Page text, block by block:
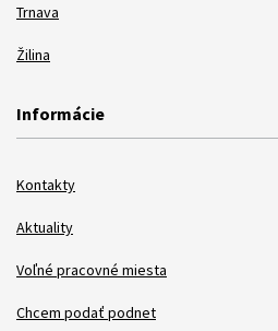
Trnava
Žilina
Informácie
Kontakty
Aktuality
Voľné pracovné miesta
Chcem podať podnet